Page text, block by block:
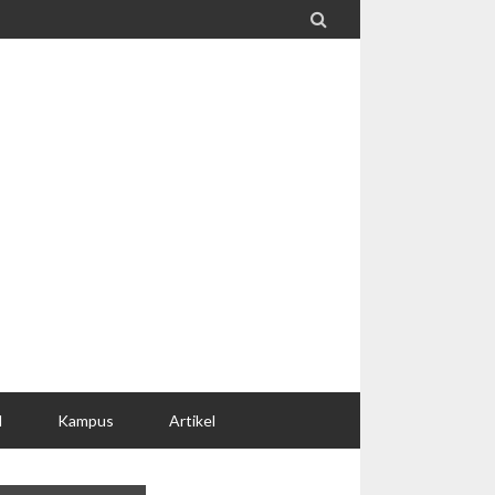

Kampus Artikel